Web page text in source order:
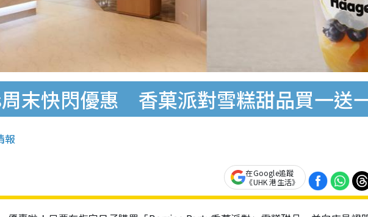
末快閃優惠 香菓派對雪糕甜品買一送
報
在Google追蹤
《UHK 港生活》